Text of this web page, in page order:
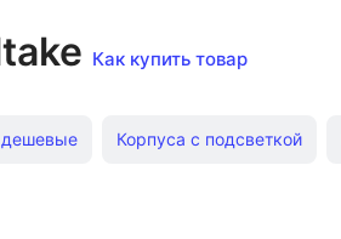
Как купить товар
дешевые Корпуса с подсветкой